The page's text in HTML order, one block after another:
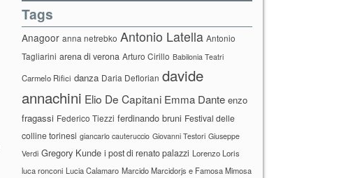
Tags
Anagoor anna netrebko Antonio Latella Antonio
Tagliarini arena di verona Arturo Cirillo Babilonia Teatri
Carmelo Rifici danza Daria Deflorian davide
annachini Elio De Capitani Emma Dante enzo
fragassi Federico Tiezzi ferdinando bruni Festival delle
colline torinesi giancarlo cauteruccio Giovanni Testori Giuseppe
Verdi Gregory Kunde i post di renato palazzi Lorenzo Loris
luca ronconi Lucia Calamaro Marcido Marcidorjs e Famosa Mimosa